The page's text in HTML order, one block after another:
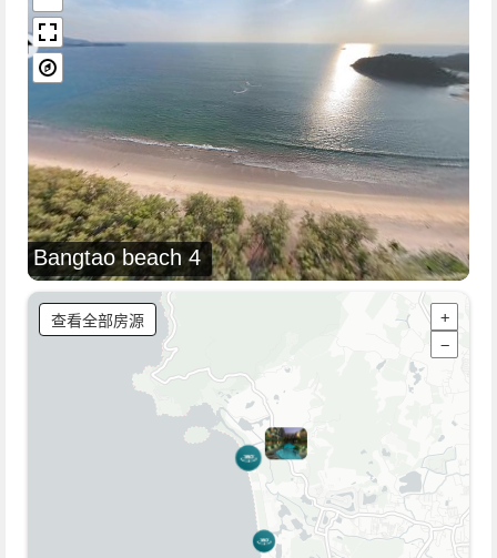
Bangtao beach 4
查看全部房源
+
−